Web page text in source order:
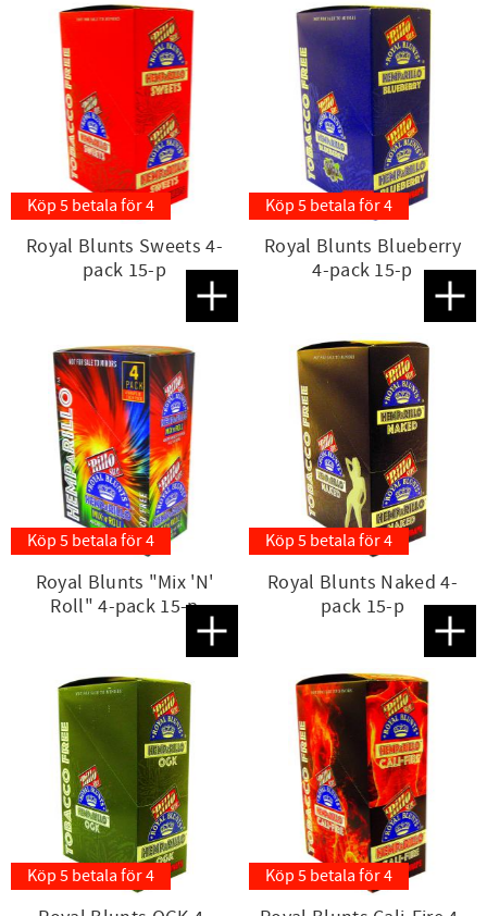
Köp 5 betala för 4
Royal Blunts Sweets 4-
pack 15-p
Lägg till i favoriter
Köp 5 betala för 4
Royal Blunts Blueberry
4-pack 15-p
Köp 5 betala för 4
Royal Blunts "Mix 'N'
Roll" 4-pack 15-p
Lägg till i favoriter
Köp 5 betala för 4
Royal Blunts Naked 4-
pack 15-p
Köp 5 betala för 4 Köp 5 betala för 4